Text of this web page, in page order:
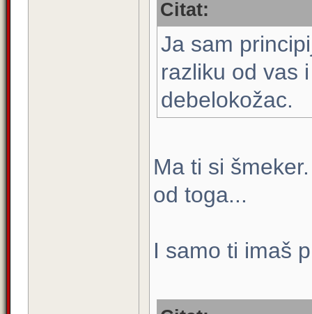
Citat:
Ja sam
razliku od vas
debelokožac.
Ma ti si
od toga...
I samo ti imaš